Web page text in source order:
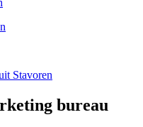
Stavoren
bureau